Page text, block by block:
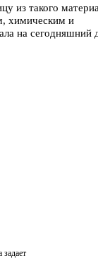
из такого
химическим и
на сегодняшний
задает